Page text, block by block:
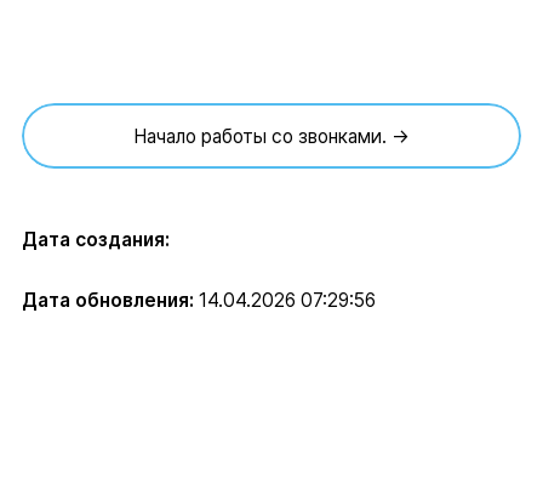
Начало работы со звонками. →
Дата создания:
Дата обновления: 14.04.2026 07:29:56